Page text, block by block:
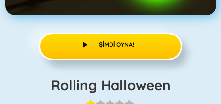
ŞIMDI OYNA!
Rolling Halloween